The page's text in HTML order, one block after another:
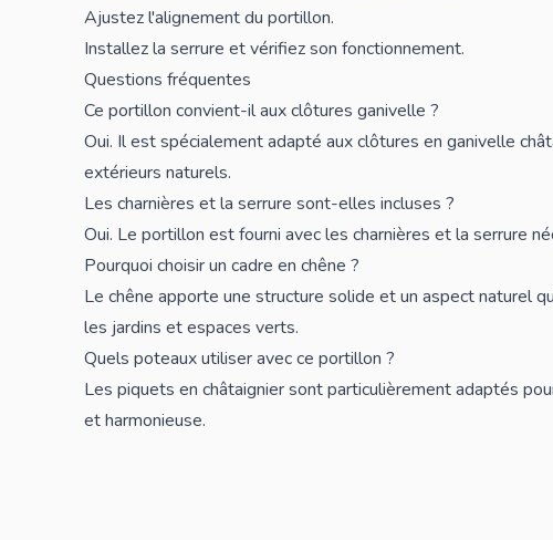
Ajustez l'alignement du portillon.
Installez la serrure et vérifiez son fonctionnement.
Questions fréquentes
Ce portillon convient-il aux clôtures ganivelle ?
Oui. Il est spécialement adapté auxclôtures en ganivelle
extérieurs naturels.
Les charnières et la serrure sont-elles incluses ?
Oui. Le portillon est fourni avec les charnières et la serrure
Pourquoi choisir un cadre en chêne ?
Le chêne apporte une structure solide et un aspect naturel
les jardins et espaces verts.
Quels poteaux utiliser avec ce portillon ?
Les piquets en châtaignier sont particulièrement adaptés
et harmonieuse.